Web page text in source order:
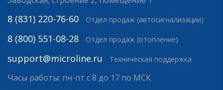
8 (831) 220-76-60 Отдел продаж (автосигнализации)
8 (800) 551-08-28 Отдел продаж (отопление)
support@microline.ru Техническая поддержка
Часы работы: пн-пт с 8 до 17 по МСК